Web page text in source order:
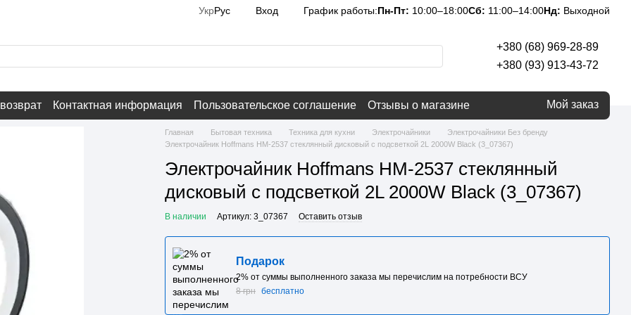
УкрРус Вход График работы:Пн-Пт: 10:00–18:00Сб: 11:00–14:00Нд: Выходной
+380 (68) 969-28-89
+380 (93) 913-43-72
Контактная информация Пользовательское соглашение Отзывы о магазине Мой заказ
Главная Бытовая техника Техника для кухни Электрочайники
Электрочайники Без бренду
Электрочайник Hoffmans HM-2537 стеклянный дисковый с подсветкой 2L 2000W Black (3_07367)
Электрочайник Hoffmans HM-2537 стеклянный
дисковый с подсветкой 2L 2000W Black (3_07367)
В наличии Артикул: 3_07367 Оставить отзыв
Подарок
2% от суммы выполненного заказа мы перечислим на потребности BCУ
8 грн бесплатно